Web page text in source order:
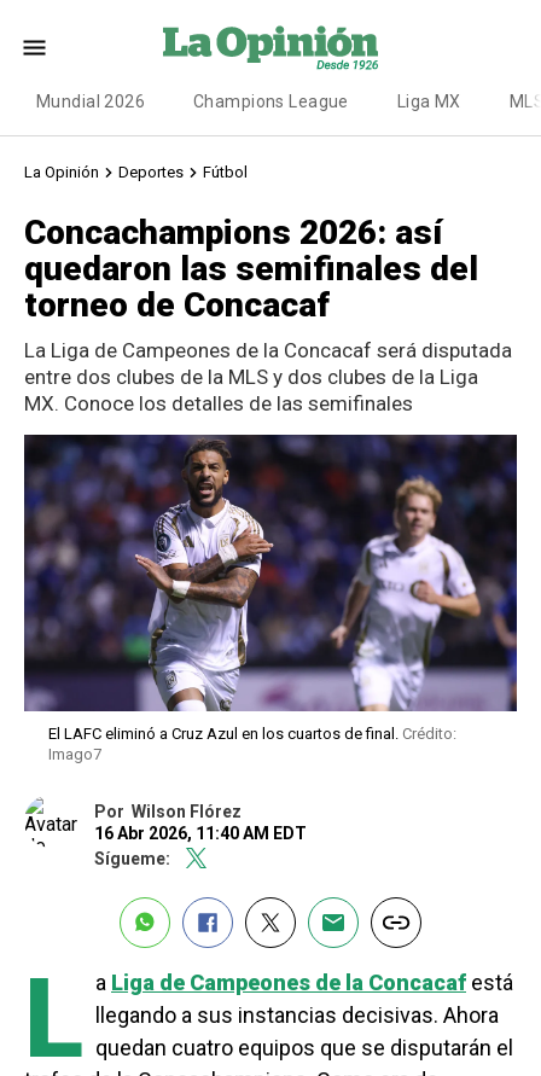
Mundial 2026 Champions League Liga MX
La Opinión Deportes Fútbol
Concachampions 2026: así
quedaron las semifinales del
torneo de Concacaf
La Liga de Campeones de la Concacaf será disputada
entre dos clubes de la MLS y dos clubes de la Liga
MX. Conoce los detalles de las semifinales
El LAFC eliminó a Cruz Azul en los cuartos de final. Crédito:
Imago7
Por Wilson Flórez
16 Abr 2026, 11:40 AM EDT
Sígueme:
L a Liga de Campeones de la Concacaf está
llegando a sus instancias decisivas. Ahora
quedan cuatro equipos que se disputarán el